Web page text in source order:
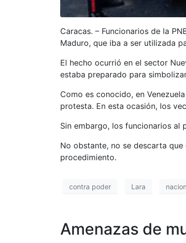
Caracas. – Funcionarios de la
Maduro, que iba a ser utilizada
El hecho ocurrió en el sector
estaba preparado para
Como es conocido, en
protesta. En esta ocasión, los
Sin embargo, los funcionarios al
No obstante, no se descarta
procedimiento.
contra poder Lara
Amenazas de